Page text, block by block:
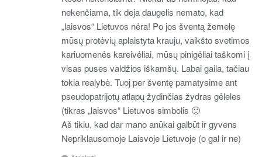
nekenčiama, tik deja daugelis nemato, kad
„laisvos“ Lietuvos nėra! Po jos šventą žemelę
mūsų protėvių aplaistyta krauju, vaikšto svetimos
kariuomenės kareivėliai, mūsų pinigėliai taškomi į
visas puses valdžios iškamšų. Labai gaila, tačiau
tokia realybė. Tuoj per šventę pamatysime ant
pseudopatrijotų atlapų žydinčias žydras gėleles
(tikras „laisvos“ Lietuvos simbolis 🙂
Aš tikiu, kad dar mano anūkai galbūt ir gyvens
Nepriklausomoje Laisvoje Lietuvoje (o gal ir ne)